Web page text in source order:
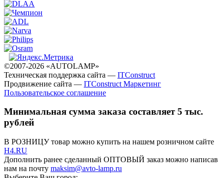
©2007-2026 «AUTOLAMP»
Техническая поддержка сайта — ITConstruct
Продвижение сайта — ITConstruct Маркетинг
Пользовательское соглашение
Минимальная сумма заказа составляет 5 тыс.
рублей
В РОЗНИЦУ товар можно купить на нашем розничном сайте
H4.RU
Дополнить ранее сделанный ОПТОВЫЙ заказ можно написав
нам на почту maksim@avto-lamp.ru